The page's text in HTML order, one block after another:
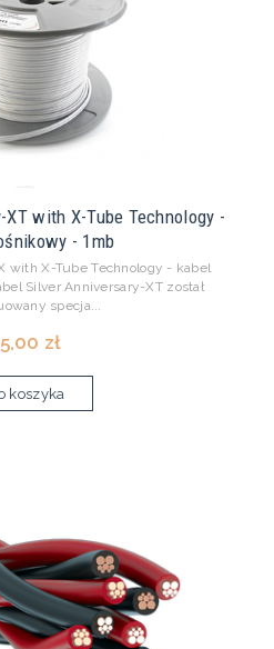
with X-Tube Technology -
- 1mb
with X-Tube Technology - kabel
Silver Anniversary-XT został
specja...
zł
koszyka